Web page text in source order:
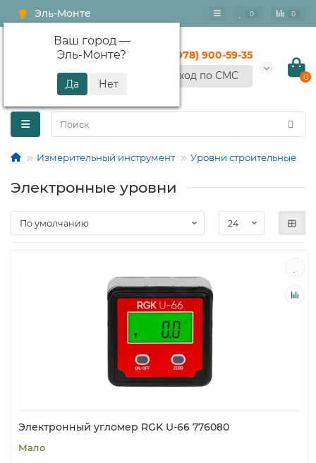
Эль-Монте
Ваш город —
Эль-Монте?
0 0
+7 (978) 900-59-35
Вход по СМС
0
Измерительный инструмент Уровни строительные
Электронные уровни
Электронный угломер RGK U-66 776080
Мало